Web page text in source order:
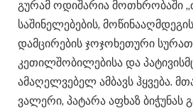
გურამ ოდიშარია მოთხრობაში
საშინელებების,
დამცირების ჯოჯოხეთური
კეთილშობილებისა და
ამაღელვებელ ამბავს ჰყვება.
ვალერი, პატარა აფხაზ ბიჭუნას